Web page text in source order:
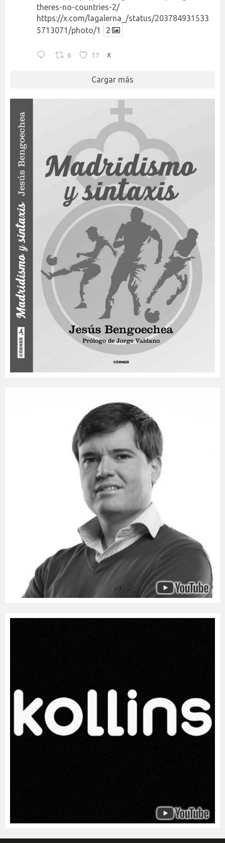
theres-no-countries-2/
https://x.com/lagalerna_/status/203784931533
5713071/photo/1
2
6 17 X
Cargar más